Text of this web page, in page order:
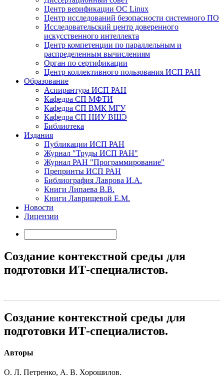
Центр верификации ОС Linux
Центр исследований безопасности системного ПО
Исследовательский центр доверенного
искусственного интеллекта
Центр компетенции по параллельным и
распределенным вычислениям
Орган по сертификации
Центр коллективного пользования ИСП РАН
Образование
Аспирантура ИСП РАН
Кафедра СП МФТИ
Кафедра СП ВМК МГУ
Кафедра СП НИУ ВШЭ
Библиотека
Издания
Публикации ИСП РАН
Журнал "Труды ИСП РАН"
Журнал РАН "Программирование"
Препринты ИСП РАН
Библиография Лаврова И.А.
Книги Липаева В.В.
Книги Лаврищевой Е.М.
Новости
Лицензии
Создание контекстной среды для
подготовки ИТ-специалистов.
Создание контекстной среды для
подготовки ИТ-специалистов.
Авторы
О. Л. Петренко, А. В. Хорошилов.